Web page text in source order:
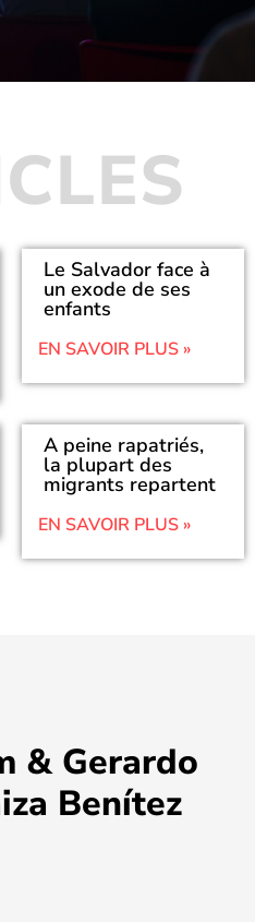
Le Salvador face à
un exode de ses
enfants
EN SAVOIR PLUS »
A peine rapatriés,
la plupart des
migrants repartent
EN SAVOIR PLUS »
& Gerardo
Benítez